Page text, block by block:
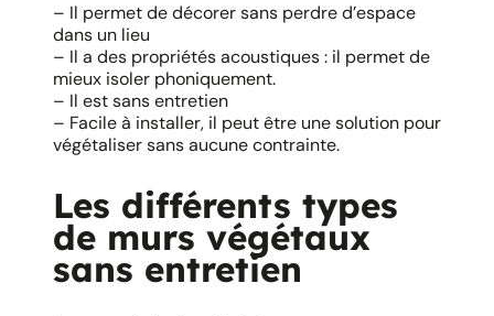
– Il permet de décorer sans perdre d’espace
dans un lieu
– Il a des propriétés acoustiques : il permet de
mieux isoler phoniquement.
– Il est sans entretien
– Facile à installer, il peut être une solution pour
végétaliser sans aucune contrainte.
Les différents types
de murs végétaux
sans entretien